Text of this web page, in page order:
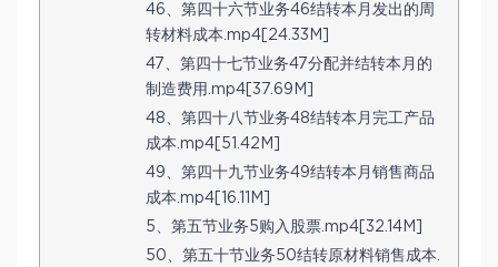
46、第四十六节业务46结转本月发出的周
转材料成本.mp4[24.33M]
47、第四十七节业务47分配并结转本月的
制造费用.mp4[37.69M]
48、第四十八节业务48结转本月完工产品
成本.mp4[51.42M]
49、第四十九节业务49结转本月销售商品
成本.mp4[16.11M]
5、第五节业务5购入股票.mp4[32.14M]
50、第五十节业务50结转原材料销售成本.